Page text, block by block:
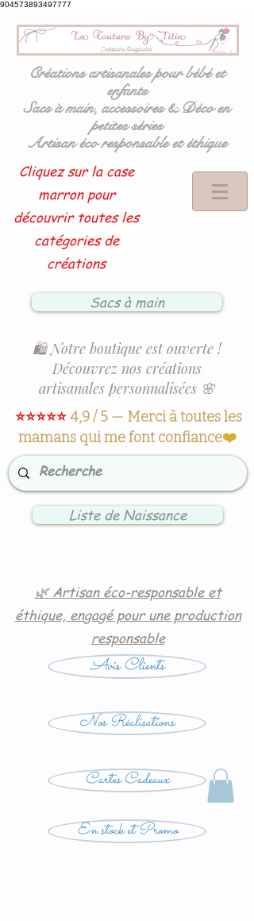
904573893497777
Créations artisanales pour bébé et
enfants
Sacs à main, accessoires & Déco en
petites séries
Artisan éco responsable et éthique
Cliquez sur la case
marron pour
découvrir toutes les
catégories de
créations
Sacs à main
🛍️ Notre boutique est ouverte !
Découvrez nos créations
artisanales personnalisées 🌸
⭐⭐⭐⭐⭐4,9 / 5 — Merci à toutes les
mamans qui me font confiance❤️
Liste de Naissance
🌿 Artisan éco-responsable et
éthique, engagé pour une production
responsable
Avis Clients
Nos Réalisations
Cartes Cadeaux
En stock et Promo